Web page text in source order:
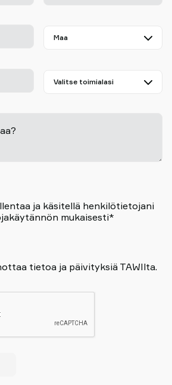
ja käsitellä henkilötietojani
mukaisesti*
tietoa ja päivityksiä TAWIlta.